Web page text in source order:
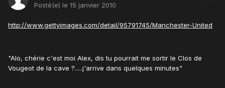
Posté(e) le 15 janvier 2010
http://www.gettyimages.com/detail/95791745/Manchester-United
"Alo, chérie c'est moi Alex, dis tu pourrait me sortir le Clos de
Vougeot de la cave ?.....j'arrive dans quelques minutes"